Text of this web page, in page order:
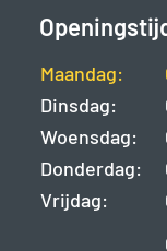
Maandag:
Dinsdag:
Woensdag:
Donderdag:
Vrijdag: